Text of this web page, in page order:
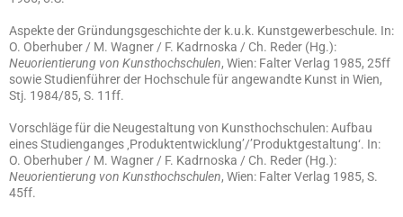
Aspekte der Gründungsgeschichte der k.u.k. Kunstgewerbeschule. In:
O. Oberhuber / M. Wagner / F. Kadrnoska / Ch. Reder (Hg.):
Neuorientierung von Kunsthochschulen, Wien: Falter Verlag 1985, 25ff
sowie Studienführer der Hochschule für angewandte Kunst in Wien,
Stj. 1984/85, S. 11ff.
Vorschläge für die Neugestaltung von Kunsthochschulen: Aufbau
eines Studienganges ‚Produktentwicklung’/’Produktgestaltung‘. In:
O. Oberhuber / M. Wagner / F. Kadrnoska / Ch. Reder (Hg.):
Neuorientierung von Kunsthochschulen, Wien: Falter Verlag 1985, S.
45ff.